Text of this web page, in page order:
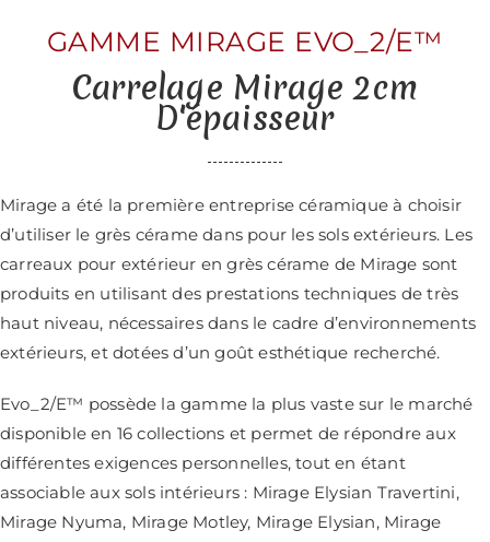
GAMME MIRAGE EVO_2/E™
Carrelage Mirage 2cm
D'épaisseur
Mirage a été la première entreprise céramique à choisir
d’utiliser le grès cérame dans pour les sols extérieurs. Les
carreaux pour extérieur en grès cérame de Mirage sont
produits en utilisant des prestations techniques de très
haut niveau, nécessaires dans le cadre d’environnements
extérieurs, et dotées d’un goût esthétique recherché.
Evo_2/E™ possède la gamme la plus vaste sur le marché
disponible en 16 collections et permet de répondre aux
différentes exigences personnelles, tout en étant
associable aux sols intérieurs : Mirage Elysian Travertini,
Mirage Nyuma, Mirage Motley, Mirage Elysian, Mirage